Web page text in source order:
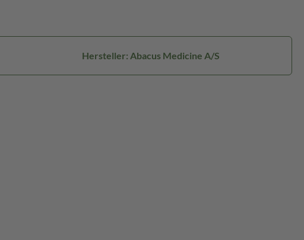
Hersteller: Abacus Medicine A/S